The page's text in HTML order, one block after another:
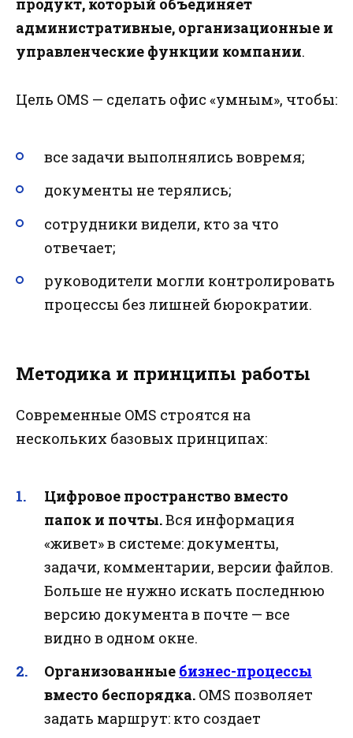
продукт, который объединяет
административные, организационные и
управленческие функции компании.
Цель OMS — сделать офис «умным», чтобы:
все задачи выполнялись вовремя;
документы не терялись;
сотрудники видели, кто за что
отвечает;
руководители могли контролировать
процессы без лишней бюрократии.
Методика и принципы работы
Современные OMS строятся на
нескольких базовых принципах:
Цифровое пространство вместо
папок и почты.Вся информация
«живет» в системе: документы,
задачи, комментарии, версии файлов.
Больше не нужно искать последнюю
версию документа в почте — все
видно в одном окне.
Организованные бизнес-процессы
вместо беспорядка. OMS позволяет
задать маршрут: кто создает